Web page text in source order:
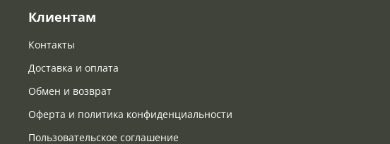
Клиентам
Контакты
Доставка и оплата
Обмен и возврат
Оферта и политика конфиденциальности
Пользовательское соглашение